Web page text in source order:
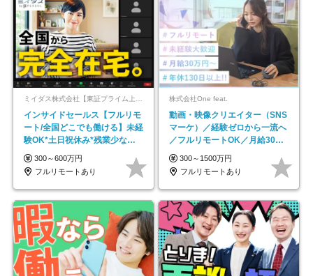
ミイダス株式会社【東証プライム上場パーソルグループ】
インサイドセールス【フルリモ
ート/全国どこでも働ける】未経
験OK*土日祝休み*残業少なめ*
在宅勤務手当あり
300～600万円
フルリモートあり
株式会社One feat.
動画・映像クリエイター（SNS
マーケ）／経験ゼロから一流へ
／フルリモートOK／月給30万
円～／年休130日以上
300～1500万円
フルリモートあり